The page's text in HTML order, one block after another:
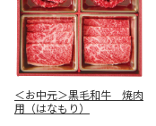
＜お中元＞黒毛和牛 焼肉
用（はなもり）